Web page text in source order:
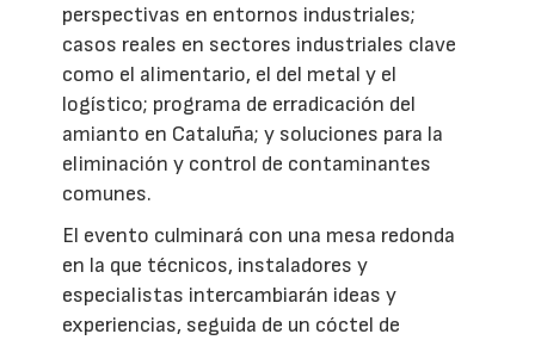
perspectivas en entornos industriales;
casos reales en sectores industriales clave
como el alimentario, el del metal y el
logístico; programa de erradicación del
amianto en Cataluña; y soluciones para la
eliminación y control de contaminantes
comunes.
El evento culminará con una mesa redonda
en la que técnicos, instaladores y
especialistas intercambiarán ideas y
experiencias, seguida de un cóctel de